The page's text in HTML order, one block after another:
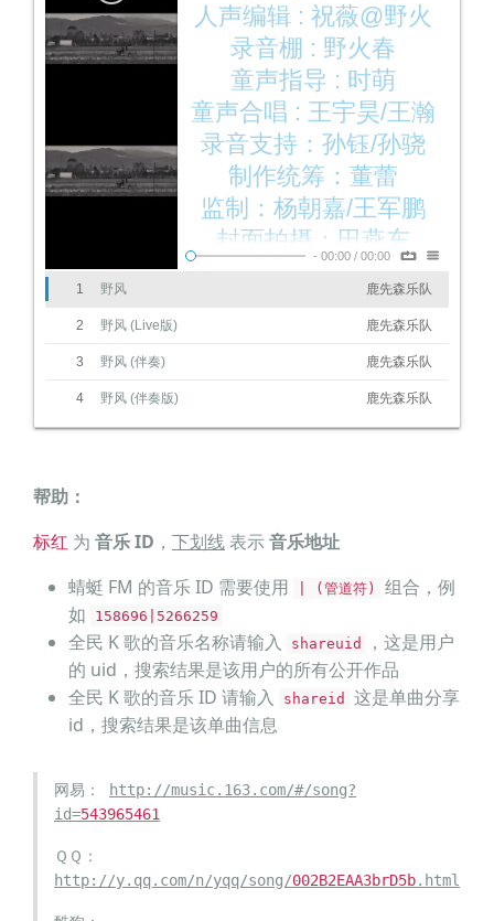
人声编辑 : 祝薇@野火
春风
录音棚 : 野火春
风/CoraLab 山弧工作
室/龙猫录音棚
童声指导 : 时萌
童声合唱 : 王宇昊/王瀚
霆/张易城/田致豪/刘梓
恒/贾可意/李雨宸/李佳
妍/赵星妍/刘思铄/党艾
妮
录音支持：孙钰/孙骁
制作统筹：董蕾
监制：杨朝嘉/王军鹏
封面拍摄：田燕东
出品：腾讯音乐娱乐集
团(TME)艺人经纪管理
出品人：陈默
总监制：李璐彬
企划&音乐统筹：田燕
东
营销传播总监：林娜
特别鸣谢：王迪
她像站在云边 向你挥手
老墙的院落晒满 你丢下
的衣服
在你用力 去活着的远处
呼啸的日子总忘记来路
她托那山野的风 叫你少
异乡的夜晚
你想起大吵后恨她的脸
眼
可醒来 又想起从前
- 00:00 / 00:00
1 野风 鹿先森乐队
2 野风 (Live版) 鹿先森乐队
3 野风 (伴奏) 鹿先森乐队
4 野风 (伴奏版) 鹿先森乐队
帮助：
标红 为 音乐 ID ， 下划线表示音乐地址
蜻蜓 FM 的音乐 ID 需要使用
| (管道符)
组合，例
如
158696|5266259
全民 K 歌的音乐名称请输入 shareuid
，这是用户
的 uid，搜索结果是该用户的所有公开作品
全民 K 歌的音乐 ID 请输入
shareid
这是单曲分享
id，搜索结果是该单曲信息
网易：
http://music.163.com/#/song?
id=543965461
ＱＱ：
http://y.qq.com/n/yqq/song/002B2EAA3brD5b.html